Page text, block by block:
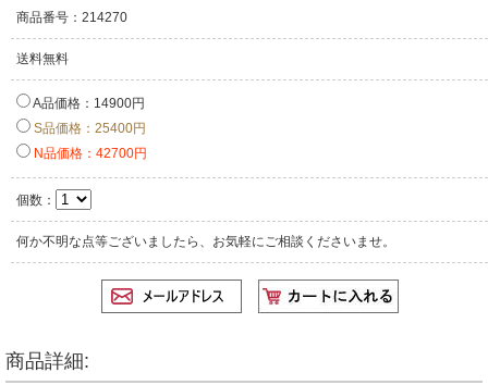
商品番号：214270
送料無料
A品価格：14900円
S品価格：25400円
N品価格：42700円
個数：
何か不明な点等ございましたら、お気軽にご相談くださいませ。
商品詳細: